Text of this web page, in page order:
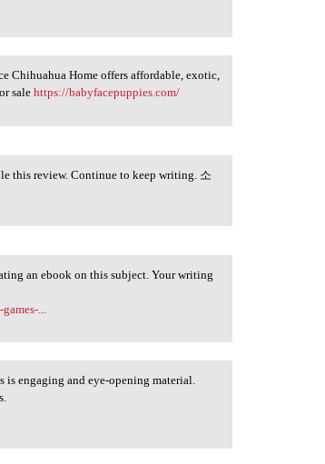
Chihuahua Home offers affordable, exotic,
salehttps://babyfacepuppies.com/
this review. Continue to keep writing. 소
an ebook on this subject. Your writing
...
engaging and eye-opening material.